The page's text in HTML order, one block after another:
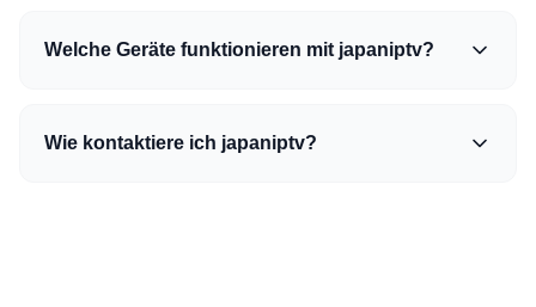
Welche Geräte funktionieren mit japaniptv?
Wie kontaktiere ich japaniptv?